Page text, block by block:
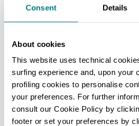
Consent Details
About cookies
This website uses technical
surfing experience and, upon your
profiling cookies to personalise
your preferences. For further
consult our Cookie Policy by
footer or set your preferences by
termale, si svolgono
aperta: passeggiate, corsi di
tenersi in forma.
Il Parco Regionale della Vena
Romagnola offre una rete di
da percorrere a piedi e in
o con escursione guidate.